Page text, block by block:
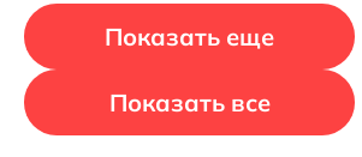
Показать еще
Показать все